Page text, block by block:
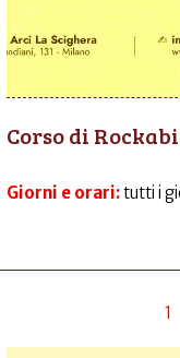
Corso di
Giorni e orari:tutti i
1